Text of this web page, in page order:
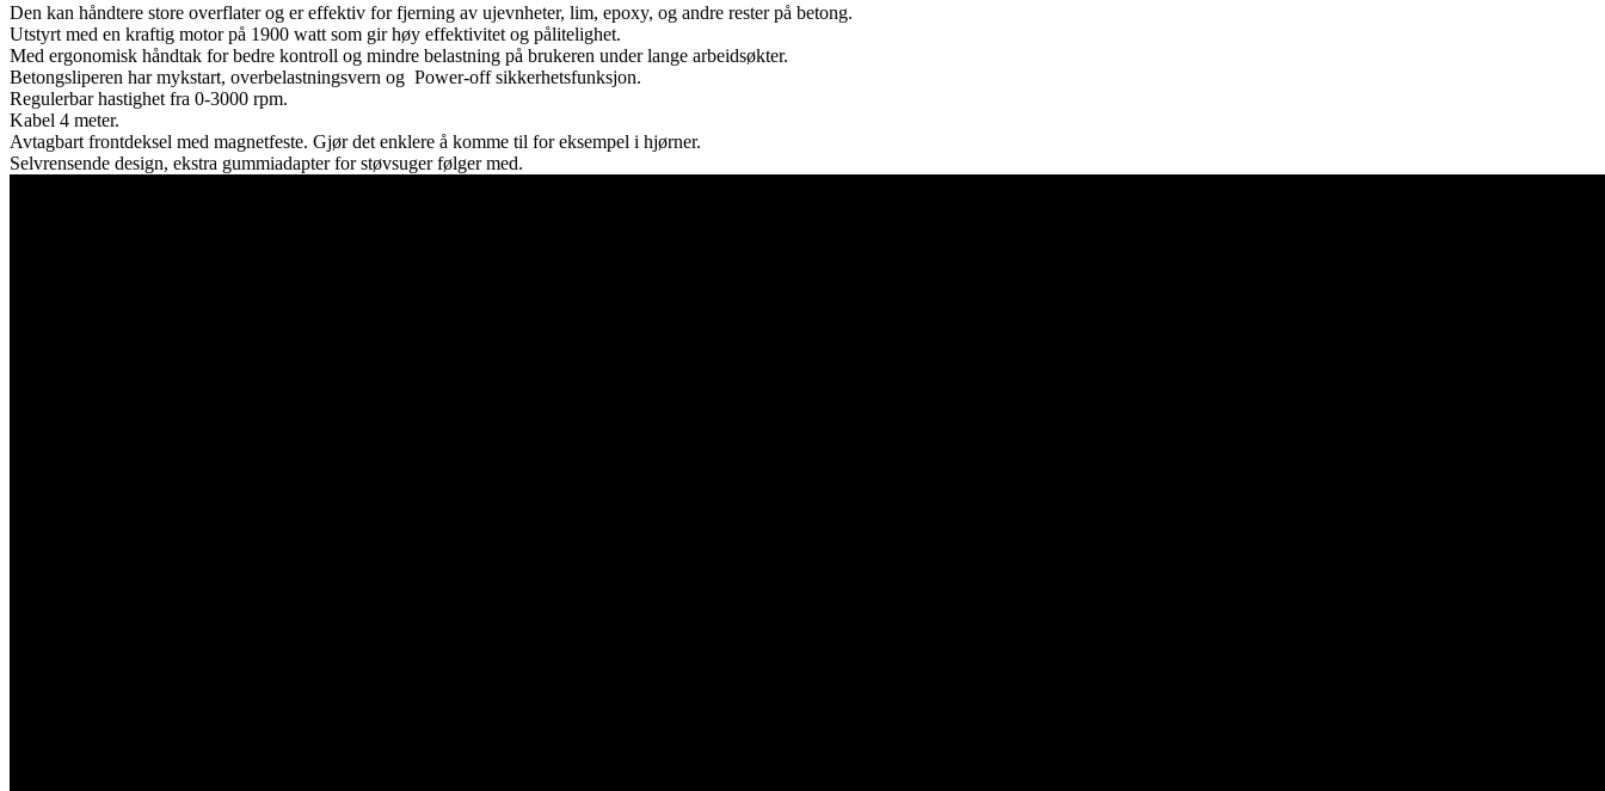
Den kan håndtere store overflater og er effektiv for fjerning av ujevnheter, lim, epoxy, og andre rester på betong.
Utstyrt med en kraftig motor på 1900 watt som gir høy effektivitet og pålitelighet.
Med ergonomisk håndtak for bedre kontroll og mindre belastning på brukeren under lange arbeidsøkter.
Betongsliperen har mykstart, overbelastningsvern og Power-off sikkerhetsfunksjon.
Regulerbar hastighet fra 0-3000 rpm.
Kabel 4 meter.
Avtagbart frontdeksel med magnetfeste. Gjør det enklere å komme til for eksempel i hjørner.
Selvrensende design, ekstra gummiadapter for støvsuger følger med.